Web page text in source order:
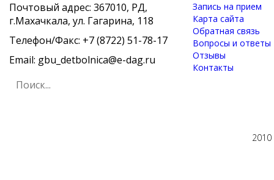
Почтовый адрес: 367010, РД,
г.Махачкала, ул. Гагарина, 118
Телефон/Факс: +7 (8722) 51-78-17
Email: gbu_detbolnica@e-dag.ru
Запись на прием
Карта сайта
Обратная связь
Вопросы и ответы
Отзывы
Контакты